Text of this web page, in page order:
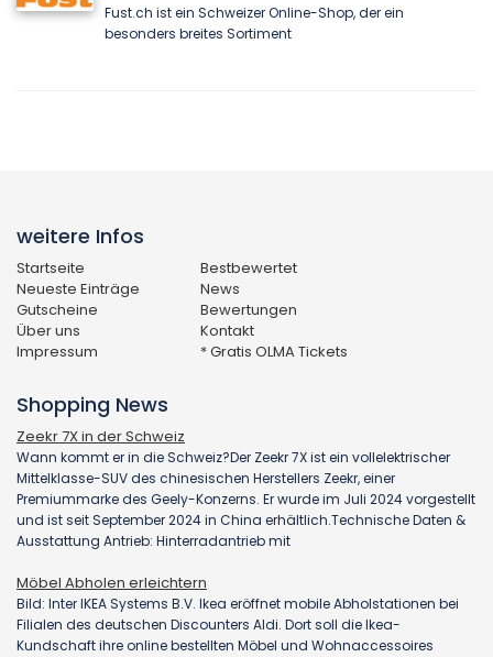
Fust.ch ist ein Schweizer Online-Shop, der ein
besonders breites Sortiment
weitere Infos
Startseite
Bestbewertet
Neueste Einträge
News
Gutscheine
Bewertungen
Über uns
Kontakt
Impressum
* Gratis OLMA Tickets
Shopping News
Zeekr 7X in der Schweiz
Wann kommt er in die Schweiz?Der Zeekr 7X ist ein vollelektrischer
Mittelklasse-SUV des chinesischen Herstellers Zeekr, einer
Premiummarke des Geely-Konzerns. Er wurde im Juli 2024 vorgestellt
und ist seit September 2024 in China erhältlich.Technische Daten &
Ausstattung Antrieb: Hinterradantrieb mit
Möbel Abholen erleichtern
Bild: Inter IKEA Systems B.V. Ikea eröffnet mobile Abholstationen bei
Filialen des deutschen Discounters Aldi. Dort soll die Ikea-
Kundschaft ihre online bestellten Möbel und Wohnaccessoires